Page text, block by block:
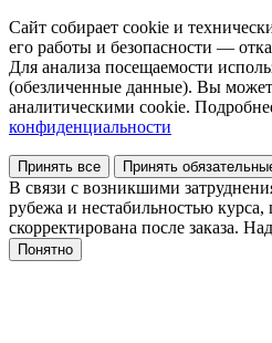
Сайт собирает cookie и
его работы и безопасности —
Для анализа посещаемости
(обезличенные данные). Вы
аналитическими cookie.
конфиденциальности
Принять все Принять
В связи с возникшими
рубежа и нестабильностью
скорректирована после заказа.
Понятно